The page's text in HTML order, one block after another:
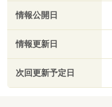
情報公開日
情報更新日
次回更新予定日